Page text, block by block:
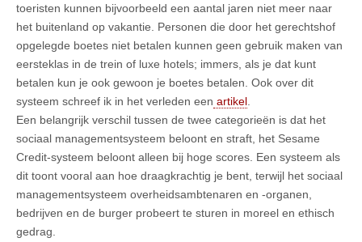
toeristen kunnen bijvoorbeeld een aantal jaren niet meer naar
het buitenland op vakantie. Personen die door het gerechtshof
opgelegde boetes niet betalen kunnen geen gebruik maken van
eersteklas in de trein of luxe hotels; immers, als je dat kunt
betalen kun je ook gewoon je boetes betalen. Ook over dit
systeem schreef ik in het verleden een artikel
Een belangrijk verschil tussen de twee categorieën is dat het
sociaal managementsysteem beloont en straft, het Sesame
Credit-systeem beloont alleen bij hoge scores. Een systeem als
dit toont vooral aan hoe draagkrachtig je bent, terwijl het sociaal
managementsysteem overheidsambtenaren en -organen,
bedrijven en de burger probeert te sturen in moreel en ethisch
gedrag.